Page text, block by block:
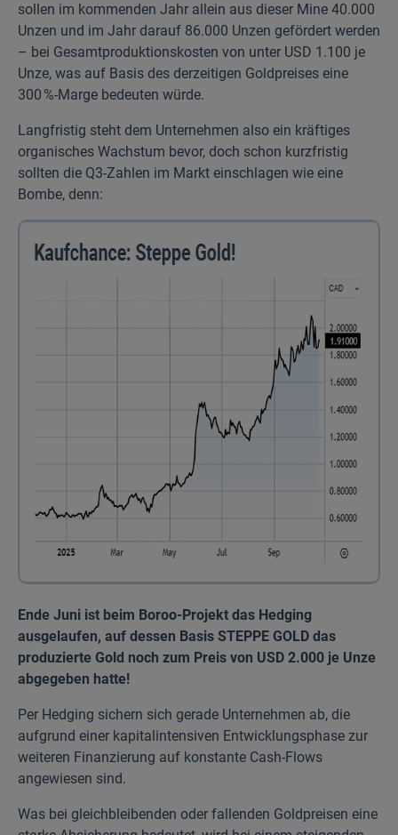
sollen im kommenden Jahr allein aus dieser Mine 40.000
Unzen und im Jahr darauf 86.000 Unzen gefördert werden
– bei Gesamt­produktions­kosten von unter USD 1.100 je
Unze, was auf Basis des derzeitigen Gold­preises eine
300 %-Marge bedeuten würde.
Langfristig steht dem Unternehmen also ein kräftiges
organisches Wachstum bevor, doch schon kurzfristig
sollten die Q3-Zahlen im Markt einschlagen wie eine
Bombe, denn:
Ende Juni ist beim Boroo-Projekt das Hedging
ausgelaufen, auf dessen Basis STEPPE GOLD das
produzierte Gold noch zum Preis von USD 2.000 je Unze
abgegeben hatte!
Per Hedging sichern sich gerade Unternehmen ab, die
aufgrund einer kapital­intensiven Entwicklungs­phase zur
weiteren Finanzierung auf konstante Cash-Flows
angewiesen sind.
Was bei gleichbleibenden oder fallenden Gold­preisen eine